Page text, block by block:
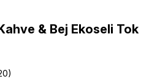
& Bej Ekoseli Tok